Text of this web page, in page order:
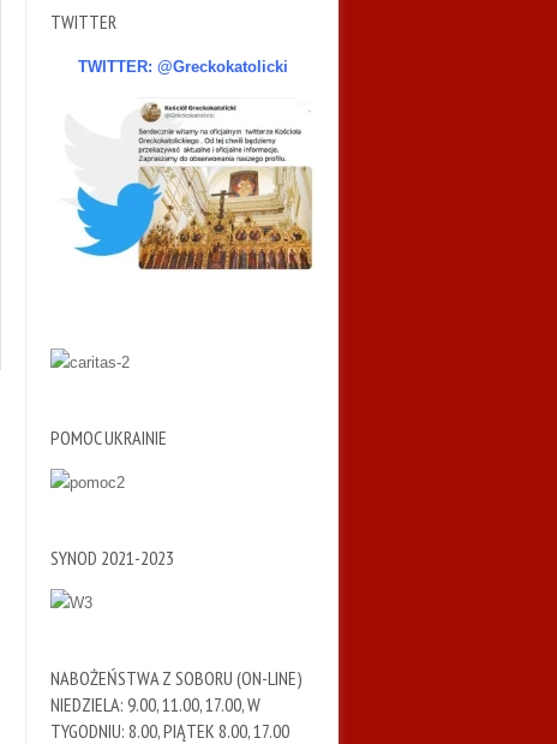
TWITTER
TWITTER: @Greckokatolicki
POMOC UKRAINIE
SYNOD 2021-2023
NABOŻEŃSTWA Z SOBORU (ON-LINE)
NIEDZIELA: 9.00, 11.00, 17.00, W
TYGODNIU: 8.00, PIĄTEK 8.00, 17.00